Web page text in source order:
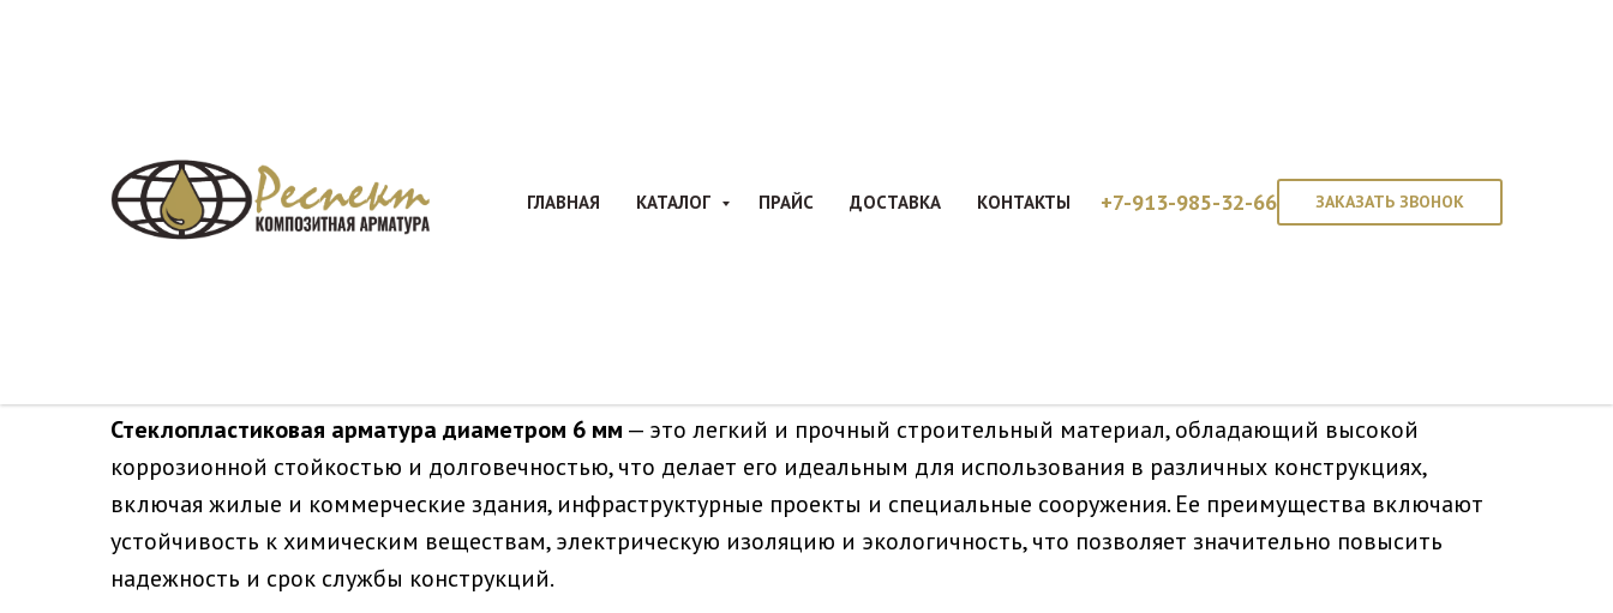
ГЛАВНАЯ КАТАЛОГ ПРАЙС ДОСТАВКА КОНТАКТЫ +7-913-985-32-66 ЗАКАЗАТЬ ЗВОНОК
СТЕКЛОПЛАСТИКОВАЯ АРМАТУРА А6
Стеклопластиковая арматура диаметром 6 мм — это легкий и прочный строительный материал, обладающий высокой
коррозионной стойкостью и долговечностью, что делает его идеальным для использования в различных конструкциях,
включая жилые и коммерческие здания, инфраструктурные проекты и специальные сооружения. Ее преимущества включают
устойчивость к химическим веществам, электрическую изоляцию и экологичность, что позволяет значительно повысить
надежность и срок службы конструкций.